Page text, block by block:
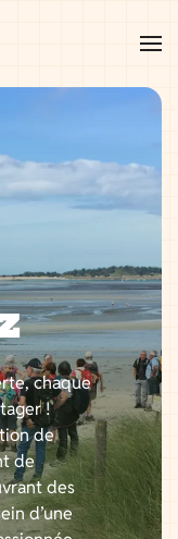
chaque
!
de
de
des
d’une